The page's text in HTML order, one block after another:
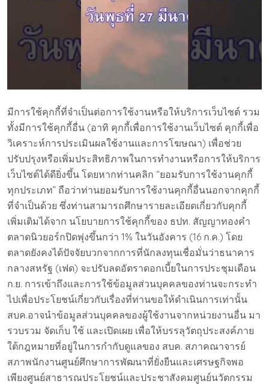
มีการใช้คุกกี้ที่จำเป็นต่อการใช้งานหรือให้บริการเว็บไซต์ รวม
ทั้งมีการใช้คุกกี้อื่น (อาทิ คุกกี้เพื่อการใช้งานเว็บไซต์ คุกกี้เพื่อ
วิเคราะห์การประเมินผลใช้งานและการโฆษณา) เพื่อช่วย
ปรับปรุงหรือเพิ่มประสิทธิภาพในการทำงานหรือการให้บริการ
เว็บไซต์ได้ดียิ่งขึ้น โดยหากท่านคลิก “ยอมรับการใช้งานคุกกี้
ทุกประเภท” ถือว่าท่านยอมรับการใช้งานคุกกี้อื่นนอกจากคุกกี้
ที่จำเป็นด้วย ซึ่งท่านสามารถศึกษารายละเอียดเกี่ยวกับคุกกี้
เพิ่มเติมได้จาก นโยบายการใช้คุกกี้ของ ธปท. สัญญาทองคำ
ตลาดนิวยอร์กปิดพุ่งขึ้นกว่า 1% ในวันอังคาร (16 ก.ค.) โดย
ตลาดยังคงได้ปัจจัยบวกจากการที่นักลงทุนเชื่อมั่นว่าธนาคาร
กลางสหรัฐ (เฟด) จะปรับลดอัตราดอกเบี้ยในการประชุมเดือน
ก.ย. การเข้าถึงและการใช้ข้อมูลส่วนบุคคลของท่านจะกระทำ
ไปเพื่อประโยชน์เกี่ยวกับเรื่องที่ท่านขอให้ดำเนินการเท่านั้น
สบค.อาจนำข้อมูลส่วนบุคคลของผู้ใช้งานจากหน่วยงานอื่น มา
รวบรวม จัดเก็บ ใช้ และเปิดเผย เพื่อให้บรรลุวัตถุประสงค์ภาย
ใต้กฎหมายที่อยู่ในการกำกับดูแลของ สบค. สภาคณาจารย์
สภาพนักงานศูนย์ศึกษาการพัฒนาที่ยั่งยืนและเศรษฐกิจพอ
เพียงศูนย์สาธารณประโยชน์และประชาสังคมศูนย์นวัตกรรม